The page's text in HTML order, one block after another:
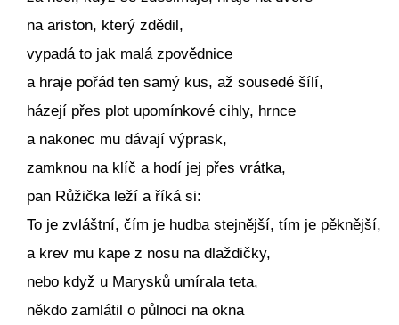
na ariston, který zdědil,
vypadá to jak malá zpovědnice
a hraje pořád ten samý kus, až sousedé šílí,
házejí přes plot upomínkové cihly, hrnce
a nakonec mu dávají výprask,
zamknou na klíč a hodí jej přes vrátka,
pan Růžička leží a říká si:
To je zvláštní, čím je hudba stejnější, tím je pěknější,
a krev mu kape z nosu na dlaždičky,
nebo když u Marysků umírala teta,
někdo zamlátil o půlnoci na okna